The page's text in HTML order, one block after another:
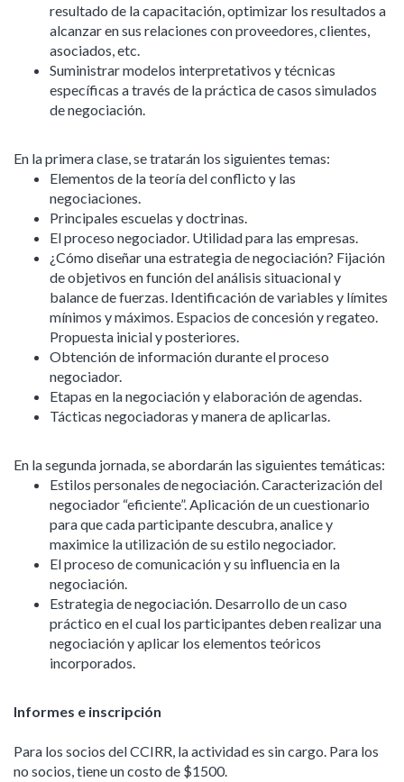
resultado de la capacitación, optimizar los resultados a
alcanzar en sus relaciones con proveedores, clientes,
asociados, etc.
Suministrar modelos interpretativos y técnicas
específicas a través de la práctica de casos simulados
de negociación.
En la primera clase, se tratarán los siguientes temas:
Elementos de la teoría del conflicto y las
negociaciones.
Principales escuelas y doctrinas.
El proceso negociador. Utilidad para las empresas.
¿Cómo diseñar una estrategia de negociación? Fijación
de objetivos en función del análisis situacional y
balance de fuerzas. Identificación de variables y límites
mínimos y máximos. Espacios de concesión y regateo.
Propuesta inicial y posteriores.
Obtención de información durante el proceso
negociador.
Etapas en la negociación y elaboración de agendas.
Tácticas negociadoras y manera de aplicarlas.
En la segunda jornada, se abordarán las siguientes temáticas:
Estilos personales de negociación. Caracterización del
negociador “eficiente”. Aplicación de un cuestionario
para que cada participante descubra, analice y
maximice la utilización de su estilo negociador.
El proceso de comunicación y su influencia en la
negociación.
Estrategia de negociación. Desarrollo de un caso
práctico en el cual los participantes deben realizar una
negociación y aplicar los elementos teóricos
incorporados.
Informes e inscripción
Para los socios del CCIRR, la actividad es sin cargo. Para los
no socios, tiene un costo de $1500.